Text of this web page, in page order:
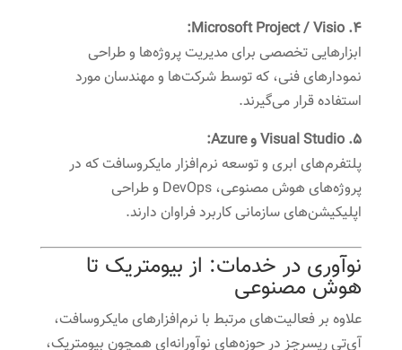
۴. Microsoft Project / Visio:
ابزارهایی تخصصی برای مدیریت پروژه‌ها و طراحی
نمودارهای فنی، که توسط شرکت‌ها و مهندسان مورد
استفاده قرار می‌گیرند.
۵. Visual Studio و Azure:
پلتفرم‌های ابری و توسعه نرم‌افزار مایکروسافت که در
پروژه‌های هوش مصنوعی، DevOps و طراحی
اپلیکیشن‌های سازمانی کاربرد فراوان دارند.
نوآوری در خدمات: از بیومتریک تا
هوش مصنوعی
علاوه بر فعالیت‌های مرتبط با نرم‌افزارهای مایکروسافت،
آی‌تی ریسرچز در حوزه‌های نوآورانه‌ای همچون بیومتریک،